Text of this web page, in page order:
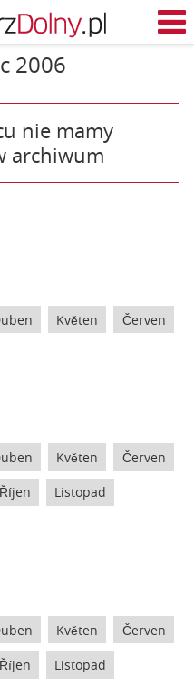
2006
nie mamy
archiwum
Květen Červen
Květen Červen
Říjen Listopad
Květen Červen
Říjen Listopad